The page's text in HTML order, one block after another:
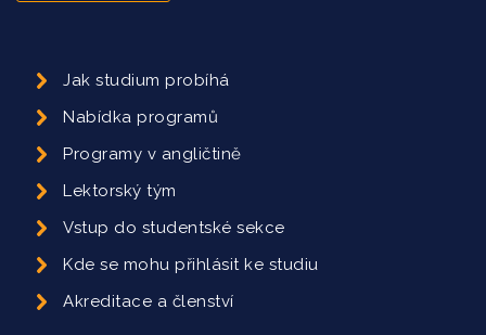
Jak studium probíhá
Nabídka programů
Programy v angličtině
Lektorský tým
Vstup do studentské sekce
Kde se mohu přihlásit ke studiu
Akreditace a členství